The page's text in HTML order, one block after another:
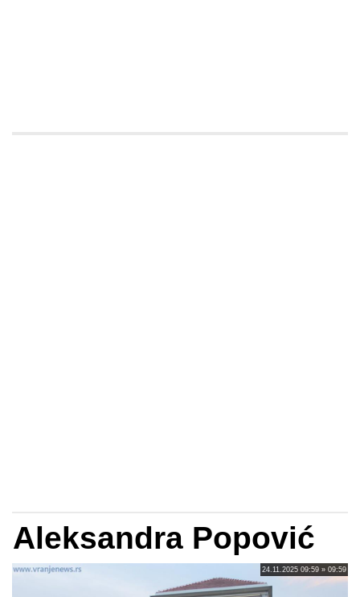
Aleksandra Popović
24.11.2025 09:59 » 09:59